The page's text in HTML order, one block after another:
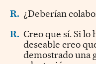
R. ¿Deberían
R. Creo que sí. Si lo
deseable creo
demostrado una